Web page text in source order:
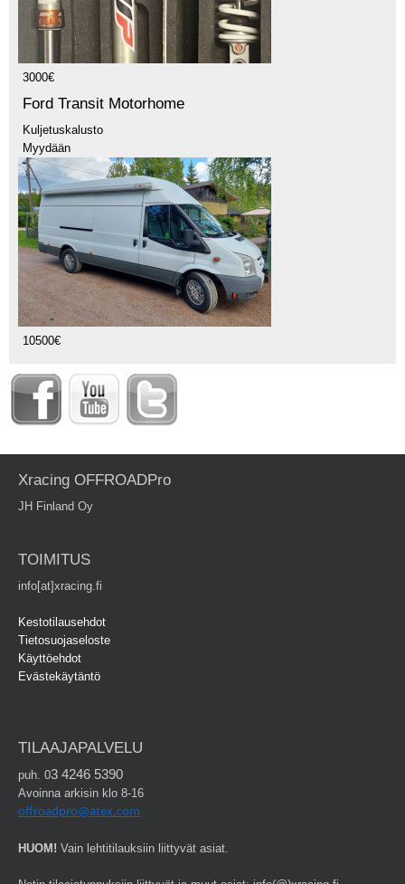
3000€
Ford Transit Motorhome
Kuljetuskalusto
Myydään
10500€
Xracing OFFROADPro
JH Finland Oy
TOIMITUS
info[at]xracing.fi
Kestotilausehdot
Tietosuojaseloste
Käyttöehdot
Evästekäytäntö
TILAAJAPALVELU
puh. 03 4246 5390
Avoinna arkisin klo 8-16
offroadpro@atex.com
HUOM! Vain lehtitilauksiin liittyvät asiat.